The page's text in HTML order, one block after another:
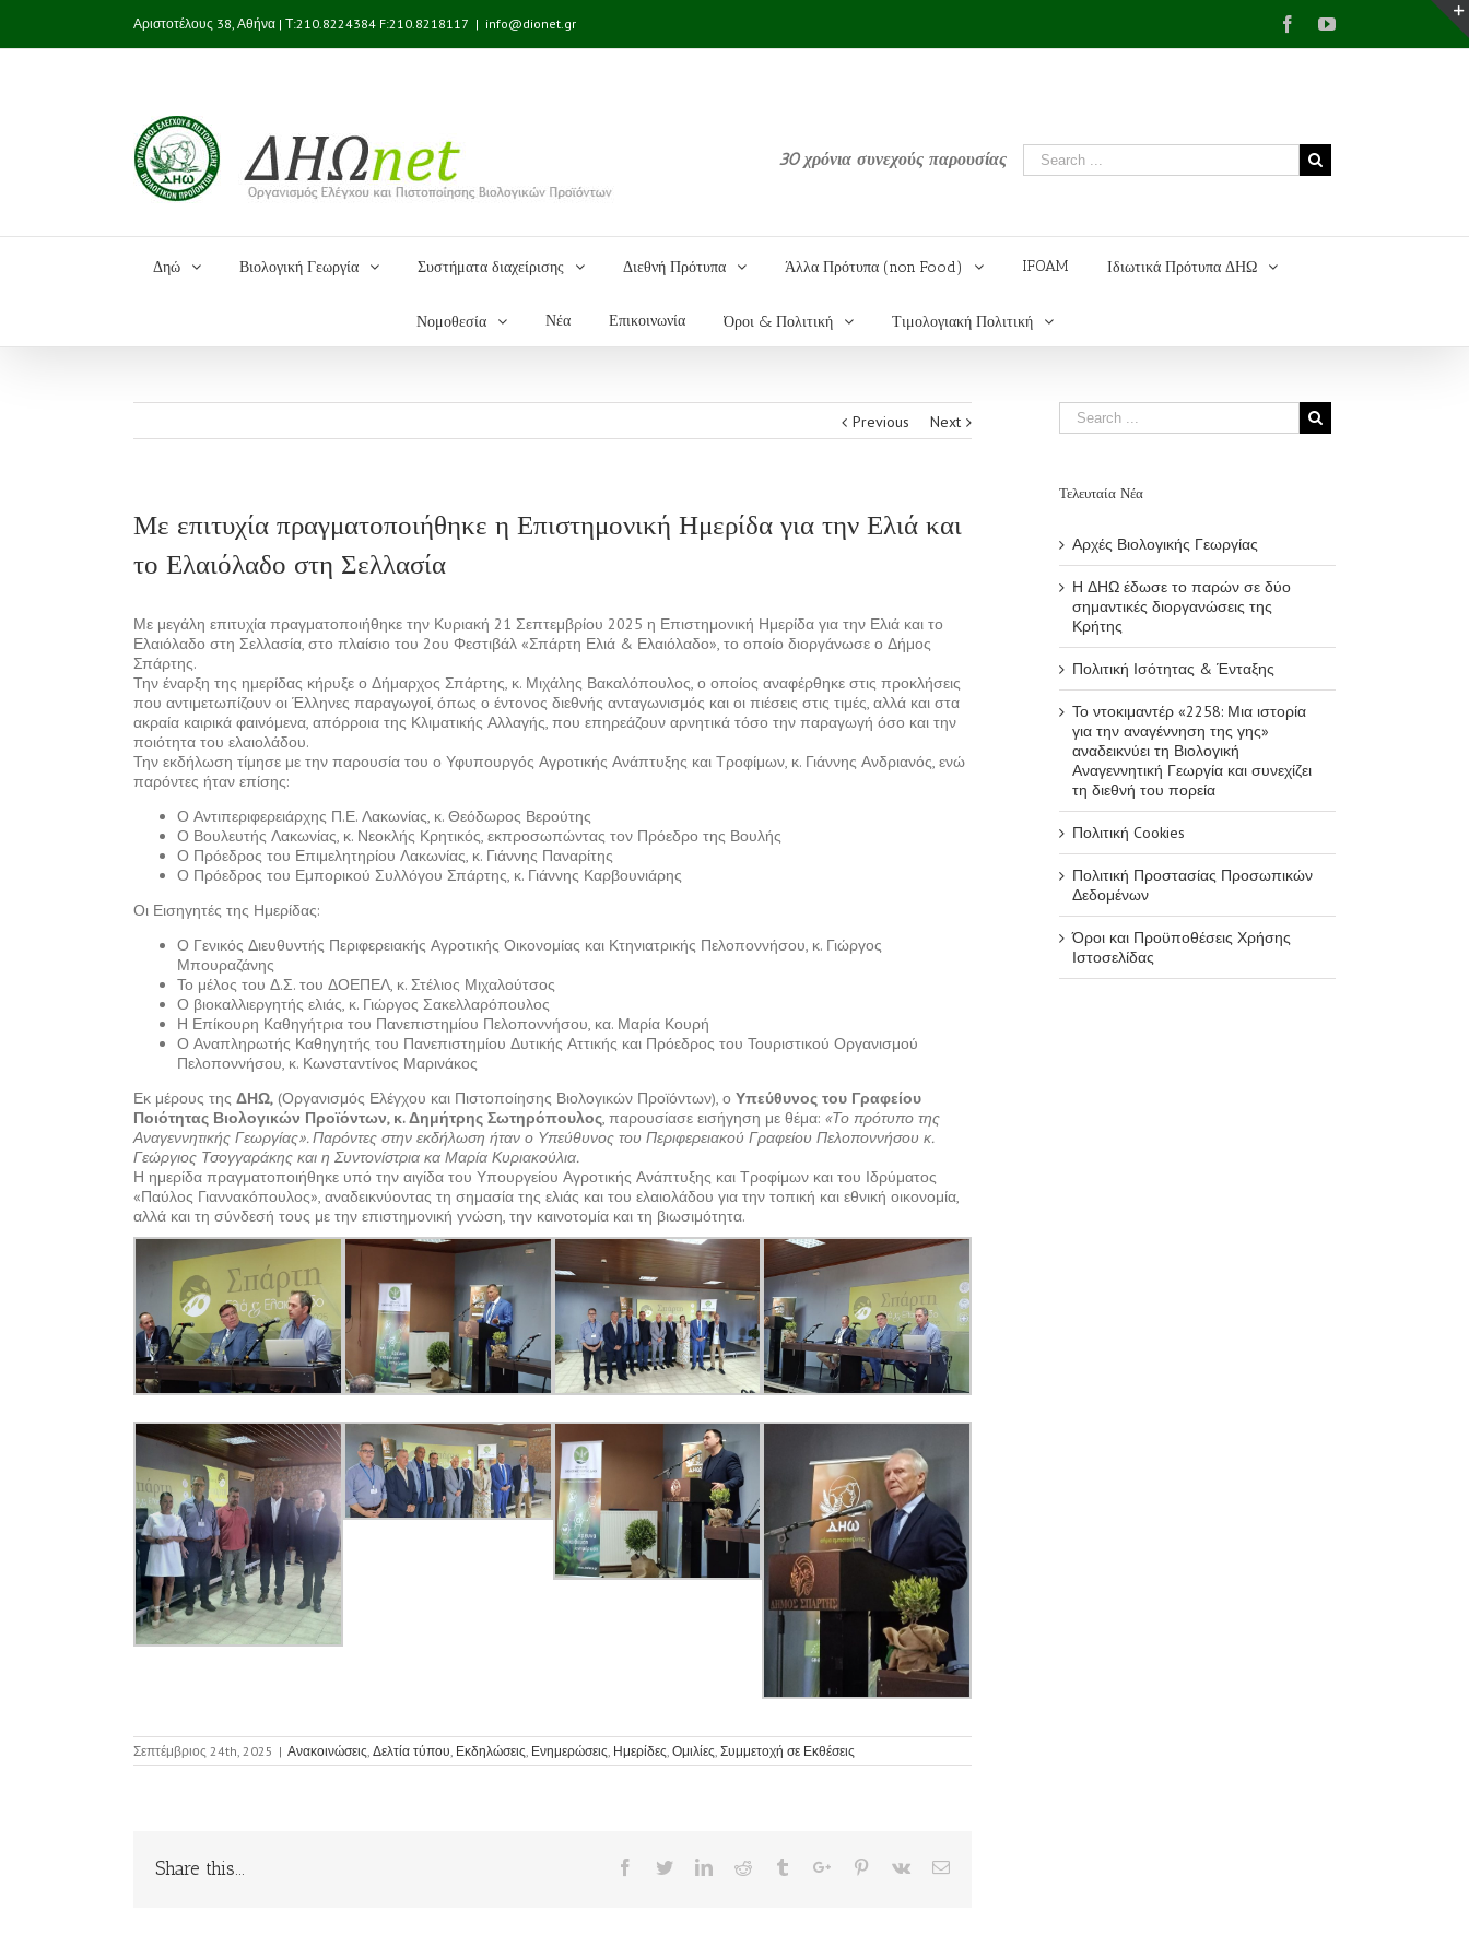
Αριστοτέλους 38, Αθήνα | Τ:210.8224384 F:210.8218117 | info@dionet.gr FacebookYouTube
30 χρόνια συνεχούς παρουσίας
Δηώ Βιολογική Γεωργία Συστήματα διαχείρισης Διεθνή Πρότυπα Άλλα Πρότυπα (non Food) IFOAM Ιδιωτικά Πρότυπα ΔΗΩ
Νομοθεσία Νέα Επικοινωνία Όροι & Πολιτική Τιμολογιακή Πολιτική
Previous Next
Με επιτυχία πραγματοποιήθηκε η Επιστημονική Ημερίδα για την Ελιά και
το Ελαιόλαδο στη Σελλασία
Με μεγάλη επιτυχία πραγματοποιήθηκε την Κυριακή 21 Σεπτεμβρίου 2025 η Επιστημονική Ημερίδα για την Ελιά και το
Ελαιόλαδο στη Σελλασία, στο πλαίσιο του 2ου Φεστιβάλ «Σπάρτη Ελιά & Ελαιόλαδο», το οποίο διοργάνωσε ο Δήμος
Σπάρτης.
Την έναρξη της ημερίδας κήρυξε ο Δήμαρχος Σπάρτης, κ. Μιχάλης Βακαλόπουλος, ο οποίος αναφέρθηκε στις προκλήσεις
που αντιμετωπίζουν οι Έλληνες παραγωγοί, όπως ο έντονος διεθνής ανταγωνισμός και οι πιέσεις στις τιμές, αλλά και στα
ακραία καιρικά φαινόμενα, απόρροια της Κλιματικής Αλλαγής, που επηρεάζουν αρνητικά τόσο την παραγωγή όσο και την
ποιότητα του ελαιολάδου.
Την εκδήλωση τίμησε με την παρουσία του ο Υφυπουργός Αγροτικής Ανάπτυξης και Τροφίμων, κ. Γιάννης Ανδριανός, ενώ
παρόντες ήταν επίσης:
Ο Αντιπεριφερειάρχης Π.Ε. Λακωνίας, κ. Θεόδωρος Βερούτης
Ο Βουλευτής Λακωνίας, κ. Νεοκλής Κρητικός, εκπροσωπώντας τον Πρόεδρο της Βουλής
Ο Πρόεδρος του Επιμελητηρίου Λακωνίας, κ. Γιάννης Παναρίτης
Ο Πρόεδρος του Εμπορικού Συλλόγου Σπάρτης, κ. Γιάννης Καρβουνιάρης
Οι Εισηγητές της Ημερίδας:
Ο Γενικός Διευθυντής Περιφερειακής Αγροτικής Οικονομίας και Κτηνιατρικής Πελοποννήσου, κ. Γιώργος
Μπουραζάνης
Το μέλος του Δ.Σ. του ΔΟΕΠΕΛ, κ. Στέλιος Μιχαλούτσος
Ο βιοκαλλιεργητής ελιάς, κ. Γιώργος Σακελλαρόπουλος
Η Επίκουρη Καθηγήτρια του Πανεπιστημίου Πελοποννήσου, κα. Μαρία Κουρή
Ο Αναπληρωτής Καθηγητής του Πανεπιστημίου Δυτικής Αττικής και Πρόεδρος του Τουριστικού Οργανισμού
Πελοποννήσου, κ. Κωνσταντίνος Μαρινάκος
Εκ μέρους της ΔΗΩ, (Οργανισμός Ελέγχου και Πιστοποίησης Βιολογικών Προϊόντων), ο Υπεύθυνος του Γραφείου
Ποιότητας Βιολογικών Προϊόντων, κ. Δημήτρης Σωτηρόπουλος, παρουσίασε εισήγηση με θέμα: «Το πρότυπο της
Αναγεννητικής Γεωργίας». Παρόντες στην εκδήλωση ήταν ο Υπεύθυνος του Περιφερειακού Γραφείου Πελοποννήσου κ.
Γεώργιος Τσογγαράκης και η Συντονίστρια κα Μαρία Κυριακούλια.
Η ημερίδα πραγματοποιήθηκε υπό την αιγίδα του Υπουργείου Αγροτικής Ανάπτυξης και Τροφίμων και του Ιδρύματος
«Παύλος Γιαννακόπουλος», αναδεικνύοντας τη σημασία της ελιάς και του ελαιολάδου για την τοπική και εθνική οικονομία,
αλλά και τη σύνδεσή τους με την επιστημονική γνώση, την καινοτομία και τη βιωσιμότητα.
Σεπτέμβριος 24th, 2025 | Ανακοινώσεις, Δελτία τύπου, Εκδηλώσεις, Ενημερώσεις, Ημερίδες, Ομιλίες, Συμμετοχή σε Εκθέσεις
Share this... Facebook
TwitterLinkedinReddit TumblrGoogle+Pinterest
Vk Email
Τελευταία Νέα
Αρχές Βιολογικής Γεωργίας
Η ΔΗΩ έδωσε το παρών σε δύο
σημαντικές διοργανώσεις της
Κρήτης
Πολιτική Ισότητας & Ένταξης
Το ντοκιμαντέρ «2258: Μια ιστορία
για την αναγέννηση της γης»
αναδεικνύει τη Βιολογική
Αναγεννητική Γεωργία και συνεχίζει
τη διεθνή του πορεία
Πολιτική Cookies
Πολιτική Προστασίας Προσωπικών
Δεδομένων
Όροι και Προϋποθέσεις Χρήσης
Ιστοσελίδας